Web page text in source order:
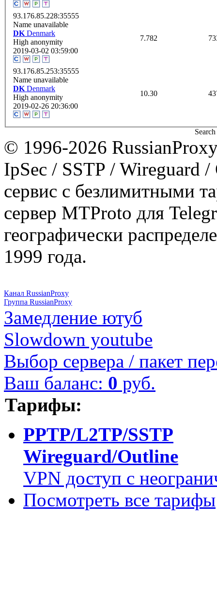
93.176.85.228:35555
Name unavailable
DK Denmark
High anonymity
2019-03-02 03:59:00
7.782
93.176.85.253:35555
Name unavailable
DK Denmark
High anonymity
2019-02-26 20:36:00
10.30
© 1996-2026
IpSec / SSTP / Wireguard
сервис с безлимитными
сервер MTProto для
географически
1999 года.
Канал RussianProxy
Группа RussianProxy
Замедление ютуб
Slowdown youtube
Выбор сервера / пакет
Ваш баланс: 0 руб.
Тарифы:
PPTP/L2TP/SSTP
Wireguard/Outline
VPN доступ с
Посмотреть все тарифы